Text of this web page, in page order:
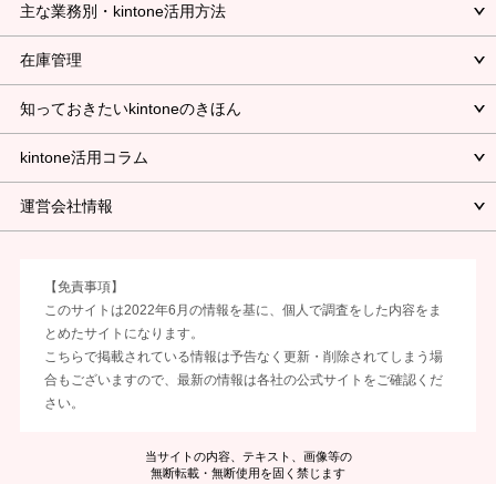
主な業務別・kintone活用方法
在庫管理
知っておきたいkintoneのきほん
kintone活用コラム
運営会社情報
【免責事項】
このサイトは2022年6月の情報を基に、個人で調査をした内容をま
とめたサイトになります。
こちらで掲載されている情報は予告なく更新・削除されてしまう場
合もございますので、最新の情報は各社の公式サイトをご確認くだ
さい。
当サイトの内容、テキスト、画像等の
無断転載・無断使用を固く禁じます